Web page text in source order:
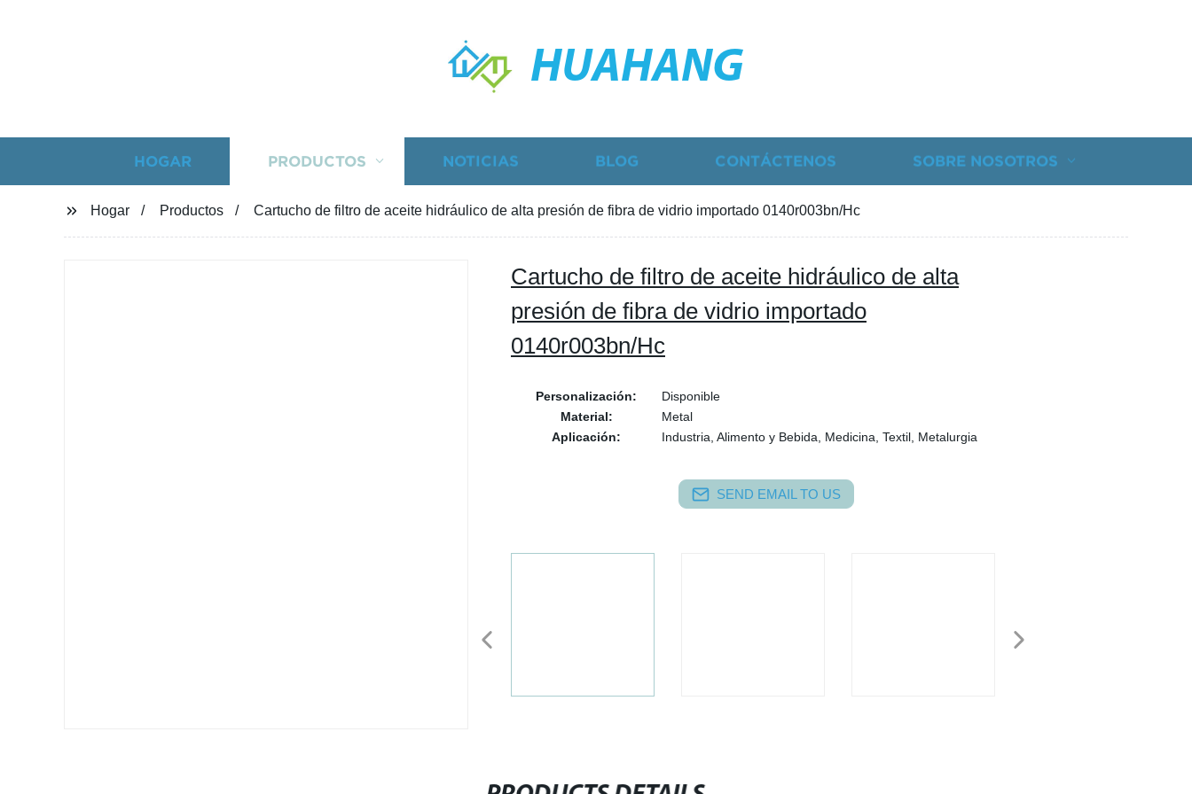
HUAHANG
HOGAR PRODUCTOS NOTICIAS BLOG CONTÁCTENOS SOBRE NOSOTROS
Hogar Productos Cartucho de filtro de aceite hidráulico de alta presión de fibra de vidrio importado 0140r003bn/Hc
Cartucho de filtro de aceite hidráulico de alta
presión de fibra de vidrio importado
0140r003bn/Hc
Personalización:
Disponible
Material:
Metal
Aplicación:
Industria, Alimento y Bebida, Medicina, Textil, Metalurgia
SEND EMAIL TO US